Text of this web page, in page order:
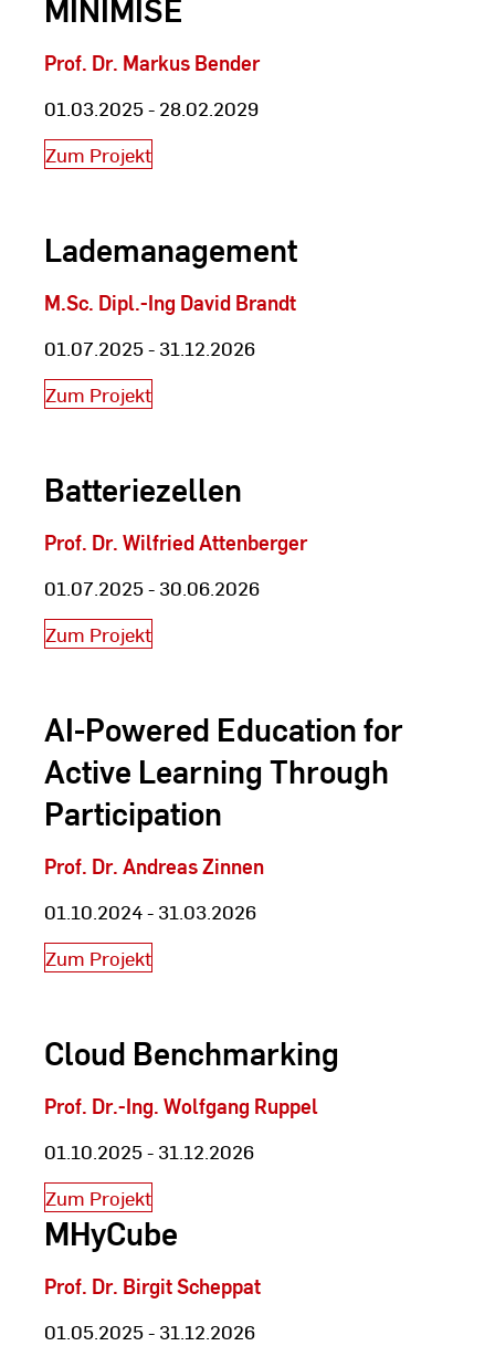
MINIMISE
Prof. Dr. Markus Bender
01.03.2025 - 28.02.2029
Zum Projekt
Lademanagement
M.Sc. Dipl.-Ing David Brandt
01.07.2025 - 31.12.2026
Zum Projekt
Batteriezellen
Prof. Dr. Wilfried Attenberger
01.07.2025 - 30.06.2026
Zum Projekt
AI-Powered Education for
Active Learning Through
Participation
Prof. Dr. Andreas Zinnen
01.10.2024 - 31.03.2026
Zum Projekt
Cloud Benchmarking
Prof. Dr.-Ing. Wolfgang Ruppel
01.10.2025 - 31.12.2026
Zum Projekt
MHyCube
Prof. Dr. Birgit Scheppat
01.05.2025 - 31.12.2026